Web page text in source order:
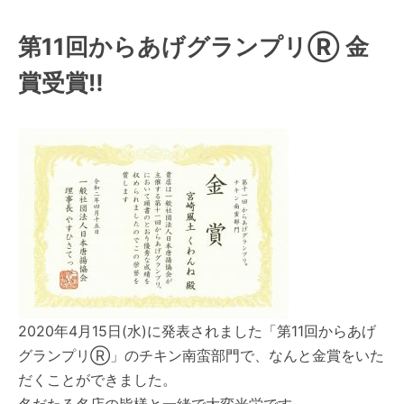
第11回からあげグランプリⓇ 金
賞受賞‼︎
2020年4月15日(水)に発表されました 「第11回からあげ
グランプリⓇ」 のチキン南蛮部門で、なんと金賞をいた
だくことができました。